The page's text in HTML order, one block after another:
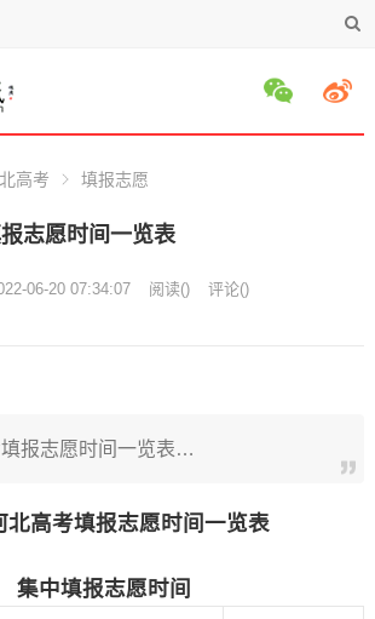
高考 填报志愿
志愿时间一览表
06-20 07:34:07 阅读() 评论()
报志愿时间一览表…
北高考填报志愿时间一览表
集中填报志愿时间